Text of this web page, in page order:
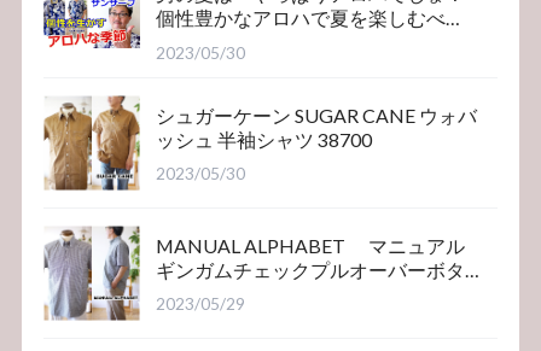
個性豊かなアロハで夏を楽しむべ
き！サンサーフ
2023/05/30
シュガーケーン SUGAR CANE ウォバ
ッシュ 半袖シャツ 38700
2023/05/30
MANUAL ALPHABET マニュアル
ギンガムチェックプルオーバーボタ
ンダウンシャツ
2023/05/29